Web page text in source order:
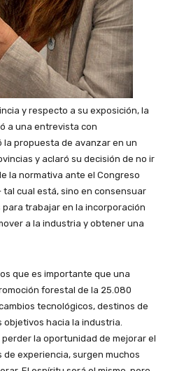
y respecto a su exposición, la
a una entrevista con
la propuesta de avanzar en un
y aclaró su decisión de no ir
la normativa ante el Congreso
tal cual está, sino en consensuar
trabajar en la incorporación
a la industria y obtener una
que es importante que una
forestal de la 25.080
tecnológicos, destinos de
hacia la industria.
la oportunidad de mejorar el
experiencia, surgen muchos